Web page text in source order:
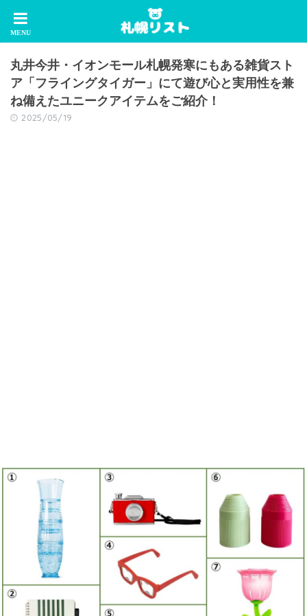
丸井今井・イオンモール札幌発寒にもある雑貨スト
ア「フライングタイガー」にて遊び心と実用性を兼
ね備えたユニークアイテムをご紹介！
2025/05/19